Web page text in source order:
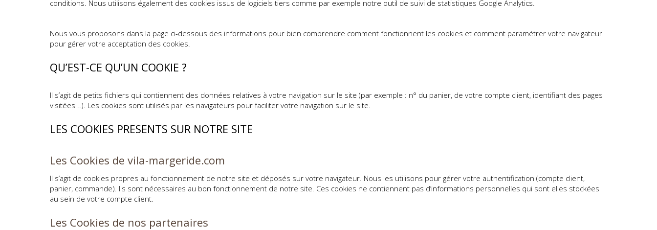
conditions. Nous utilisons également des cookies issus de logiciels tiers comme par exemple notre outil de suivi de statistiques Google Analytics.
Nous vous proposons dans la page ci-dessous des informations pour bien comprendre comment fonctionnent les cookies et comment paramétrer votre navigateur
pour gérer votre acceptation des cookies.
QU’EST-CE QU’UN COOKIE ?
Il s’agit de petits fichiers qui contiennent des données relatives à votre navigation sur le site (par exemple : n° du panier, de votre compte client, identifiant des pages
visitées ..). Les cookies sont utilisés par les navigateurs pour faciliter votre navigation sur le site.
LES COOKIES PRESENTS SUR NOTRE SITE
Les Cookies de vila-margeride.com
Il s’agit de cookies propres au fonctionnement de notre site et déposés sur votre navigateur. Nous les utilisons pour gérer votre authentification (compte client,
panier, commande). Ils sont nécessaires au bon fonctionnement de notre site. Ces cookies ne contiennent pas d’informations personnelles qui sont elles stockées
au sein de votre compte client.
Les Cookies de nos partenaires